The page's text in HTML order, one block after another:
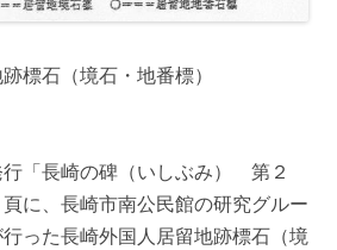
跡標石（境石・地番標）
「長崎の碑（いしぶみ） 第２
に、長崎市南公民館の研究グルー
った長崎外国人居留地跡標石（境